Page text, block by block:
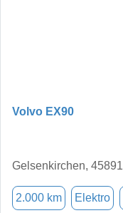
Volvo EX90
Gelsenkirchen, 45891
2.000 km Elektro